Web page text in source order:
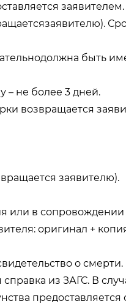
заявителем.
быть
– не более 3 дней.
возвращается
заявителю).
в сопровождении
оригинал +
о
из ЗАГС. В